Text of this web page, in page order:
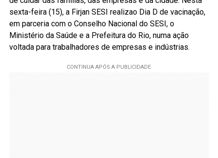
sexta-feira (15), a Firjan SESI realizao Dia D de vacinação,
em parceria com o Conselho Nacional do SESI, o
Ministério da Saúde e a Prefeitura do Rio, numa ação
voltada para trabalhadores de empresas e indústrias.